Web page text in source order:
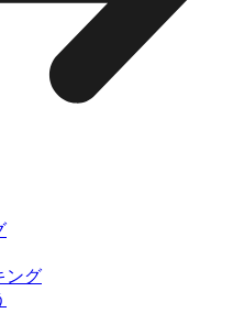
ング